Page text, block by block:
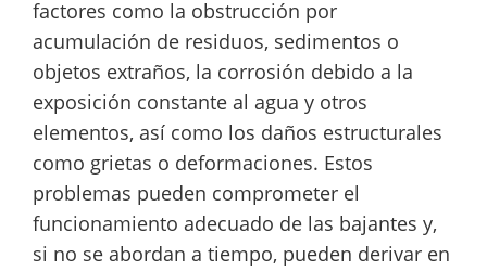
factores como la obstrucción por
acumulación de residuos, sedimentos o
objetos extraños, la corrosión debido a la
exposición constante al agua y otros
elementos, así como los daños estructurales
como grietas o deformaciones. Estos
problemas pueden comprometer el
funcionamiento adecuado de las bajantes y,
si no se abordan a tiempo, pueden derivar en